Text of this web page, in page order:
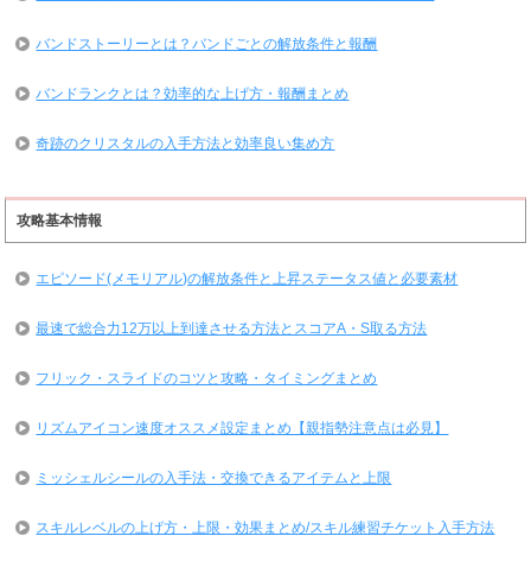
バンドストーリーとは？バンドごとの解放条件と報酬
バンドランクとは？効率的な上げ方・報酬まとめ
奇跡のクリスタルの入手方法と効率良い集め方
攻略基本情報
エピソード(メモリアル)の解放条件と上昇ステータス値と必要素材
最速で総合力12万以上到達させる方法とスコアA・S取る方法
フリック・スライドのコツと攻略・タイミングまとめ
リズムアイコン速度オススメ設定まとめ【親指勢注意点は必見】
ミッシェルシールの入手法・交換できるアイテムと上限
スキルレベルの上げ方・上限・効果まとめ/スキル練習チケット入手方法